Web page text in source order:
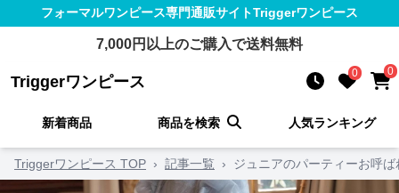
フォーマルワンピース専門通販サイトTriggerワンピース
7,000円以上のご購入で送料無料
Triggerワンピース 0 0
新着商品 商品を検索 人気ランキング
Triggerワンピース TOP › 記事一覧 › ジュニアのパーティーお呼